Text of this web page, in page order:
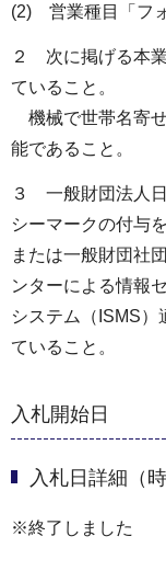
(2) 営業種目「フ
２ 次に掲げる本
ていること。
機械で世帯名寄
能であること。
３ 一般財団法人
シーマークの付与
または一般財団社
ンターによる情報
システム（ISMS
ていること。
入札開始日
入札日詳細（時
※終了しました